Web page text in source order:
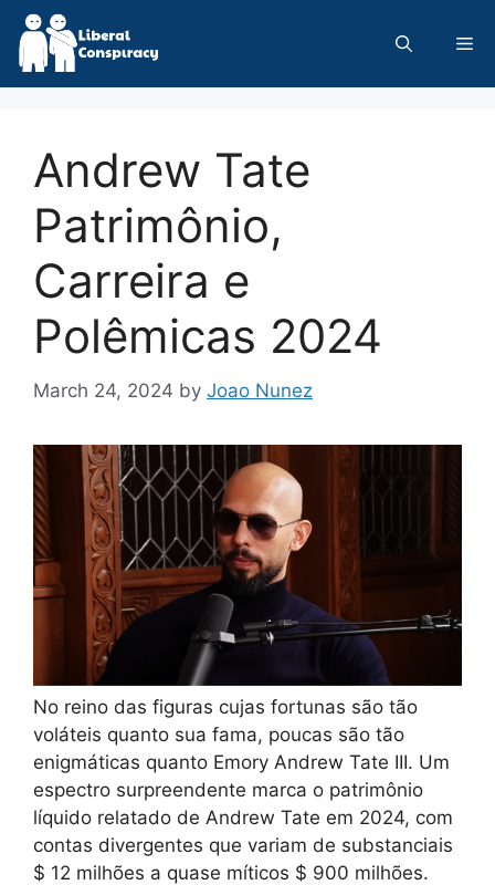
Skip
content
Andrew Tate
Patrimônio,
Carreira e
Polêmicas 2024
March 24, 2024 by Joao Nunez
No reino das figuras cujas fortunas são tão
voláteis quanto sua fama, poucas são tão
enigmáticas quanto Emory Andrew Tate III. Um
espectro surpreendente marca o patrimônio
líquido relatado de Andrew Tate em 2024, com
contas divergentes que variam de substanciais
$ 12 milhões a quase míticos $ 900 milhões.